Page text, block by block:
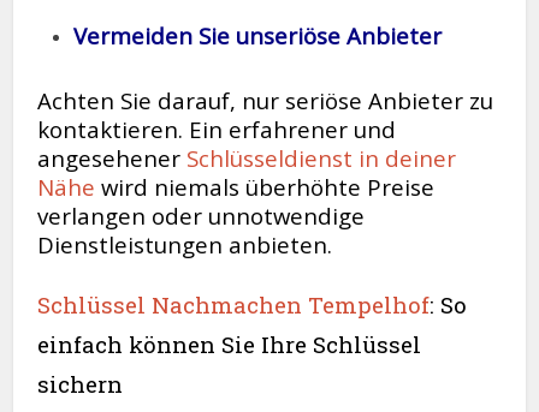
Vermeiden Sie unseriöse Anbieter
Achten Sie darauf, nur seriöse Anbieter zu
kontaktieren. Ein erfahrener und
angesehener Schlüsseldienst in deiner
Nähe wird niemals überhöhte Preise
verlangen oder unnotwendige
Dienstleistungen anbieten.
Schlüssel Nachmachen Tempelhof: So
einfach können Sie Ihre Schlüssel
sichern